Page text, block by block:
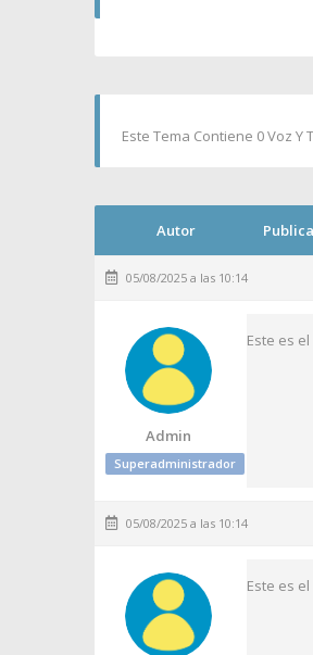
Este Tema Contiene 0 Voz Y
Autor
05/08/2025 a las 10:14
Admin
Superadministrador
Este es
05/08/2025 a las 10:14
Este es